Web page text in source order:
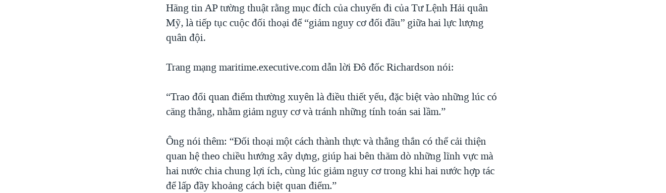
Hãng tin AP tường thuật rằng mục đích của chuyến đi của Tư Lệnh Hải quân
Mỹ, là tiếp tục cuộc đối thoại để “giảm nguy cơ đối đầu” giữa hai lực lượng
quân đội.
Trang mạng maritime.executive.com dẫn lời Đô đốc Richardson nói:
“Trao đổi quan điểm thường xuyên là điều thiết yếu, đặc biệt vào những lúc có
căng thẳng, nhằm giảm nguy cơ và tránh những tính toán sai lầm.”
Ông nói thêm: “Đối thoại một cách thành thực và thẳng thắn có thể cải thiện
quan hệ theo chiều hướng xây dựng, giúp hai bên thăm dò những lĩnh vực mà
hai nước chia chung lợi ích, cùng lúc giảm nguy cơ trong khi hai nước hợp tác
để lấp đầy khoảng cách biệt quan điểm.”